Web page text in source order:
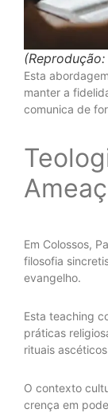
Esta
manter a
comunica de
Em Colossos,
filosofia
evangelho.
Esta teaching
práticas
rituais
O contexto
crença em